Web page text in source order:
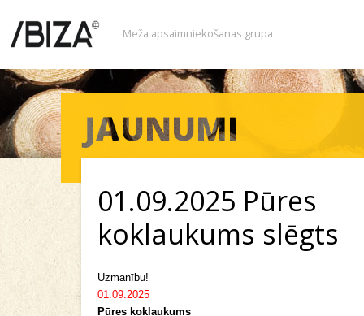
Meža apsaimniekošanas grupa
01.09.2025 Pūres
koklaukums slēgts
Uzmanību!
01.09.2025
Pūres koklaukums